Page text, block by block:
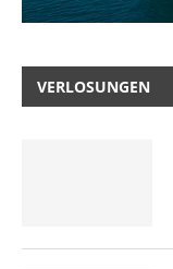
VERLOSUNGEN